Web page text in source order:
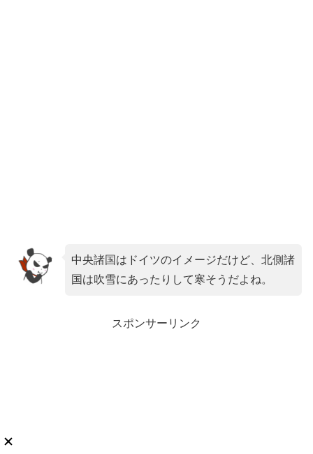
中央諸国はドイツのイメージだけど、北側諸
国は吹雪にあったりして寒そうだよね。
スポンサーリンク